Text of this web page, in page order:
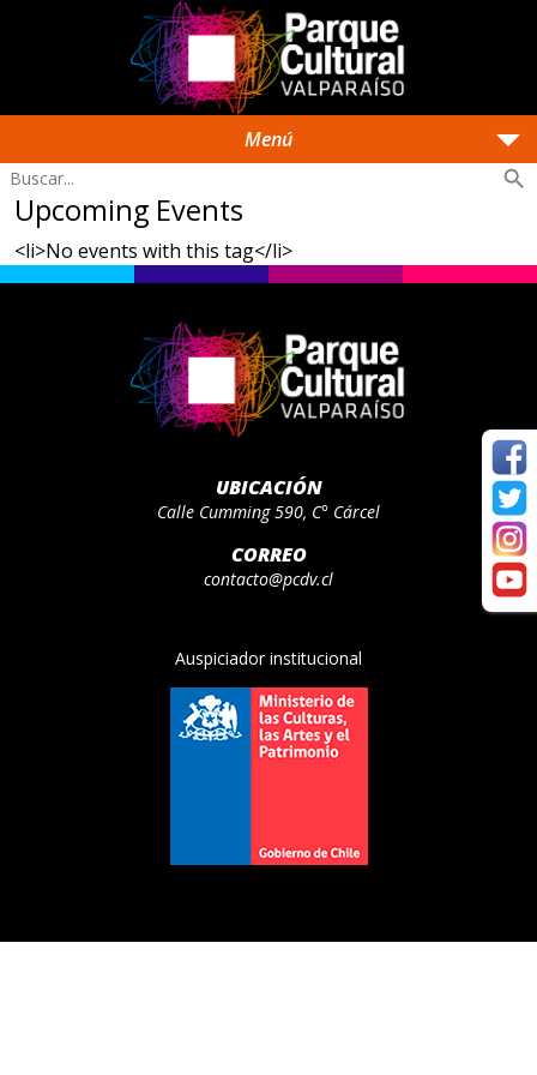
Menú arrow_drop_down
search
Upcoming Events
<li>No events with this tag</li>
UBICACIÓN
Calle Cumming 590, C° Cárcel
CORREO
contacto@pcdv.cl
Auspiciador institucional